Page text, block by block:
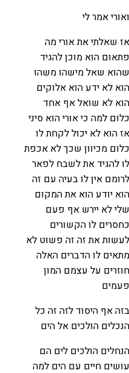
ואורי אמר לי
אז שאלתי את אורי מה
פתאום הוא מוכן להגיד
שהוא שאל מישהו משהו
הוא לא ידע הוא אלוקים
הוא לא שואל אף אחד
כלום למה כי אורי הוא סיני
אז הוא לא יכול לקחת לו
כלום מכיוון שכך לא אכפת
לו להגיד את לשבח לפאר
לרומם אין לו בעיה עם זה
הוא יודע הוא את המקום
שלי לא יירש אף פעם
כחסרים לו הקשורים
לעשות את זה זה פשוט לא
מתאים לו הדברים האלה
חוזרים על עצמם המון
פעמים
בזה אף היסוד לזה זה כל
הנכלים הולכים אל הים
הנחלים הולכים לים הם
עושים חיים עם הים למה